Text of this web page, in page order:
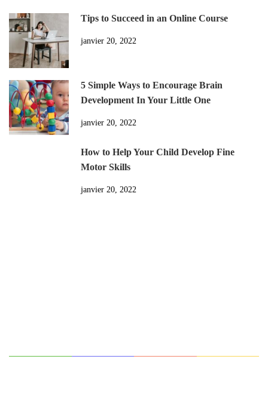
Tips to Succeed in an Online Course
janvier 20, 2022
5 Simple Ways to Encourage Brain
Development In Your Little One
janvier 20, 2022
How to Help Your Child Develop Fine
Motor Skills
janvier 20, 2022